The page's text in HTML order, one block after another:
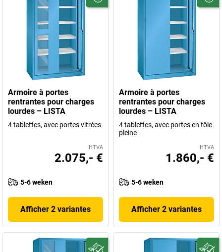
Armoire à portes
rentrantes pour charges
lourdes – LISTA
4 tablettes, avec portes vitrées
HTVA
2.075,- €
5-6 weken
Afficher 2 variantes
Armoire à portes
rentrantes pour charges
lourdes – LISTA
4 tablettes, avec portes en tôle
pleine
HTVA
1.860,- €
5-6 weken
Afficher 2 variantes